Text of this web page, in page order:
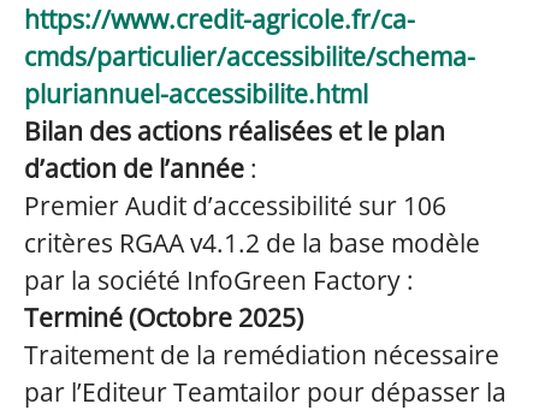
https://www.credit-agricole.fr/ca-
cmds/particulier/accessibilite/schema-
pluriannuel-accessibilite.html
Bilan des actions réalisées et le plan
d’action de l’année :
Premier Audit d’accessibilité sur 106
critères RGAA v4.1.2 de la base modèle
par la société InfoGreen Factory :
Terminé (Octobre 2025)
Traitement de la remédiation nécessaire
par l’Editeur Teamtailor pour dépasser la